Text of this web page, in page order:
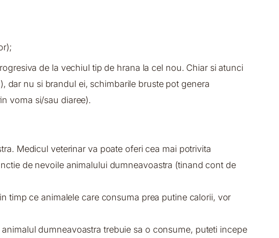
de la vechiul tip de hrana la cel nou. Chiar si atunci
dar nu si brandul ei, schimbarile bruste pot genera
voma si/sau diaree).
Medicul veterinar va poate oferi cea mai potrivita
de nevoile animalului dumneavoastra (tinand cont de
timp ce animalele care consuma prea putine calorii, vor
dumneavoastra trebuie sa o consume, puteti incepe